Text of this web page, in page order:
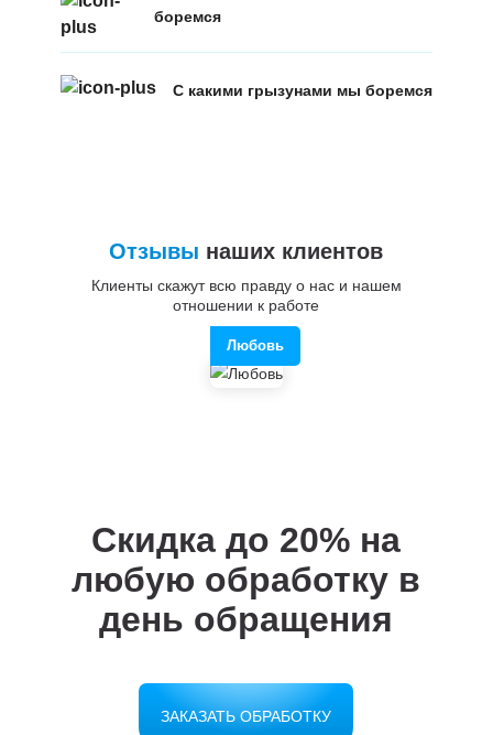
боремся
С какими грызунами мы боремся
Отзывы наших клиентов
Клиенты скажут всю правду о нас и нашем
отношении к работе
Любовь
Скидка до 20% на
любую обработку в
день обращения
ЗАКАЗАТЬ ОБРАБОТКУ